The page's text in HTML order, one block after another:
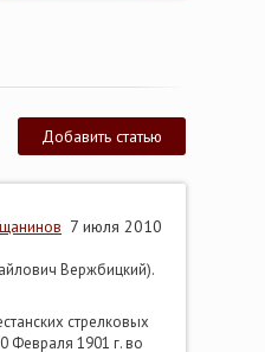
Добавить статью
7 июля 2010
Вержбицкий).
стрелковых
Февраля 1901 г. во